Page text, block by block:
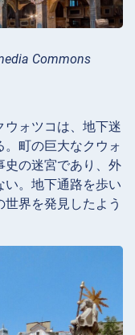
Commons
ウォツコは、地下迷
町の巨大なクウォ
史の迷宮であり、外
い。地下通路を歩い
界を発見したよう